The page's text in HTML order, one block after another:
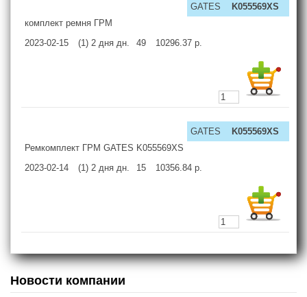
GATES
K055569XS
комплект ремня ГРМ
2023-02-15
(1) 2 дня дн. 49 10296.37 р.
GATES
K055569XS
Ремкомплект ГРМ GATES K055569XS
2023-02-14
(1) 2 дня дн. 15 10356.84 р.
Новости компании